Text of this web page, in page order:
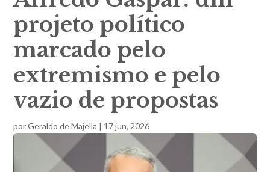
projeto político
marcado pelo
extremismo e pelo
vazio de propostas
porGeraldo de Majella | 17 jun, 2026